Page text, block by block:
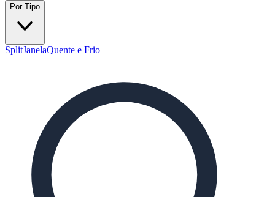
Por Tipo
SplitJanelaQuente e Frio